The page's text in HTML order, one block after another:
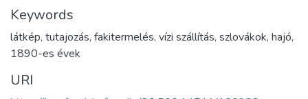
Keywords
látkép, tutajozás, fakitermelés, vízi szállítás, szlovákok, hajó,
1890-es évek
URI